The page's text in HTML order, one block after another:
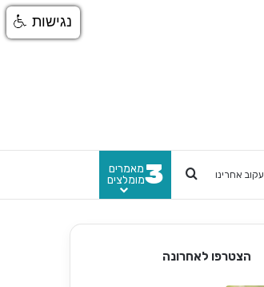
עקוב אחרינו חפש3מאמרים
מומלצים
הצטרפו לאחרונה
נגישות